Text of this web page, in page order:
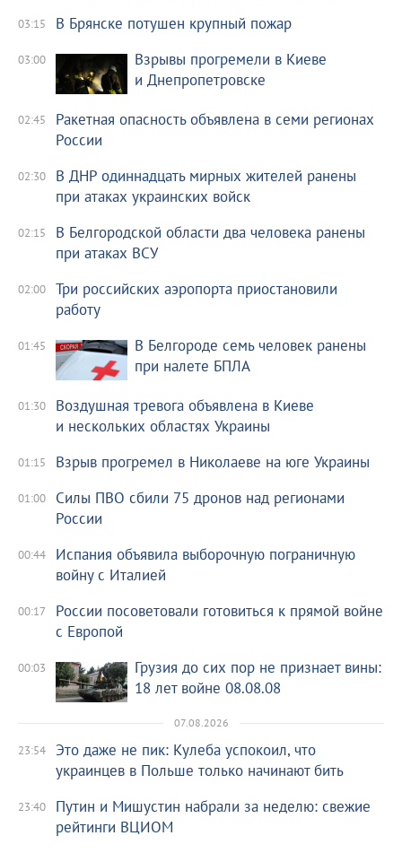
03:15 В Брянске потушен крупный пожар
03:00
Взрывы прогремели в Киеве
и Днепропетровске
02:45
Ракетная опасность объявлена в семи регионах
России
02:30
В ДНР одиннадцать мирных жителей ранены
при атаках украинских войск
02:15
В Белгородской области два человека ранены
при атаках ВСУ
02:00
Три российских аэропорта приостановили
работу
01:45
В Белгороде семь человек ранены
при налете БПЛА
01:30
Воздушная тревога объявлена в Киеве
и нескольких областях Украины
01:15 Взрыв прогремел в Николаеве на юге Украины
01:00
Силы ПВО сбили 75 дронов над регионами
России
00:44
Испания объявила выборочную пограничную
войну с Италией
00:17
России посоветовали готовиться к прямой войне
с Европой
00:03
Грузия до сих пор не признает вины:
18 лет войне 08.08.08
07.08.2026
23:54
Это даже не пик: Кулеба успокоил, что
украинцев в Польше только начинают бить
23:40
Путин и Мишустин набрали за неделю: свежие
рейтинги ВЦИОМ